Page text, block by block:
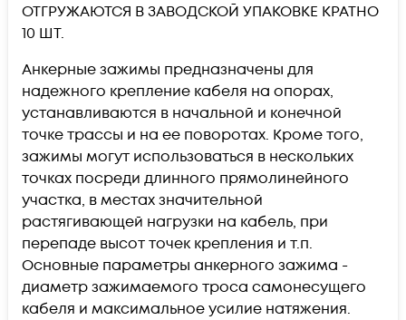
ОТГРУЖАЮТСЯ В ЗАВОДСКОЙ УПАКОВКЕ КРАТНО
10 ШТ.
Анкерные зажимы предназначены для
надежного крепление кабеля на опорах,
устанавливаются в начальной и конечной
точке трассы и на ее поворотах. Кроме того,
зажимы могут использоваться в нескольких
точках посреди длинного прямолинейного
участка, в местах значительной
растягивающей нагрузки на кабель, при
перепаде высот точек крепления и т.п.
Основные параметры анкерного зажима -
диаметр зажимаемого троса самонесущего
кабеля и максимальное усилие натяжения.